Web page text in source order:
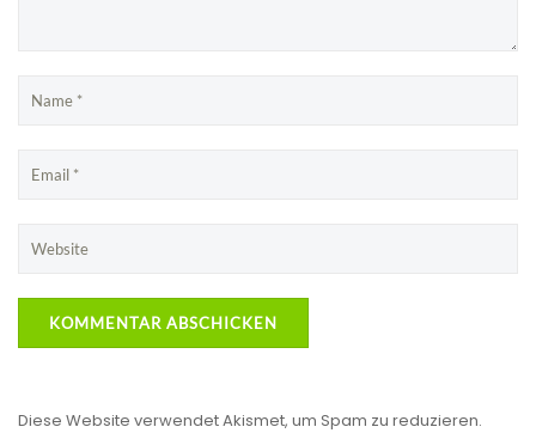
Diese Website verwendet Akismet, um Spam zu reduzieren.